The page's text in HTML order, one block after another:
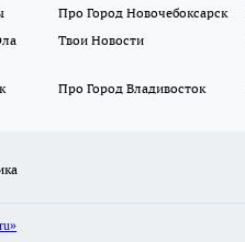
Про Город Новочебоксарск
Твои Новости
Про Город Владивосток